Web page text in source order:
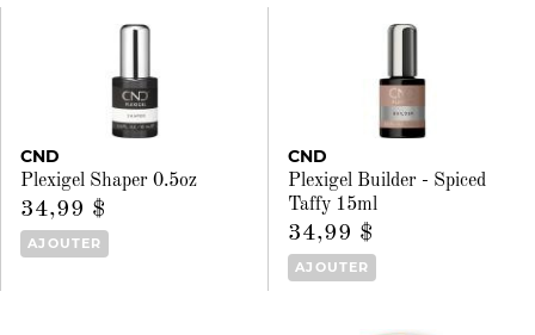
CND
Plexigel Shaper 0.5oz
34,99 $
AJOUTER
CND
Plexigel Builder - Spiced
Taffy 15ml
34,99 $
AJOUTER